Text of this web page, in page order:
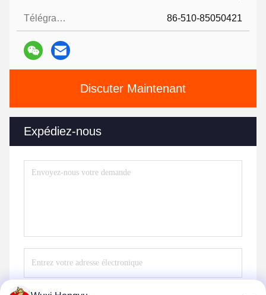
Télégramme: 86-510-85050421
Discuter Maintenant
Expédiez-nous